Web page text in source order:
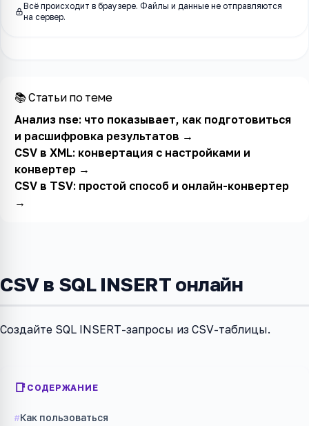
Всё происходит в браузере. Файлы и данные не отправляются
на сервер.
📚 Статьи по теме
Анализ nse: что показывает, как подготовиться
и расшифровка результатов →
CSV в XML: конвертация с настройками и
конвертер→
CSV в TSV: простой способ и онлайн-конвертер
→
CSV в SQL INSERT онлайн
Создайте SQL INSERT-запросы из CSV-таблицы.
СОДЕРЖАНИЕ
Как пользоваться